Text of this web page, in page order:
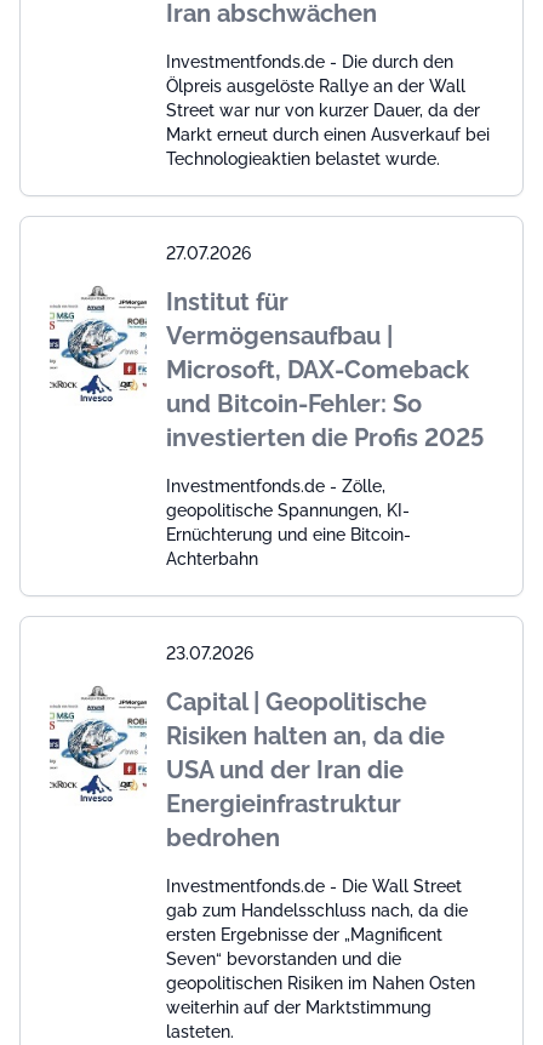
Iran abschwächen
Investmentfonds.de - Die durch den
Ölpreis ausgelöste Rallye an der Wall
Street war nur von kurzer Dauer, da der
Markt erneut durch einen Ausverkauf bei
Technologieaktien belastet wurde.
27.07.2026
Institut für
Vermögensaufbau |
Microsoft, DAX-Comeback
und Bitcoin-Fehler: So
investierten die Profis 2025
Investmentfonds.de - Zölle,
geopolitische Spannungen, KI-
Ernüchterung und eine Bitcoin-
Achterbahn
23.07.2026
Capital | Geopolitische
Risiken halten an, da die
USA und der Iran die
Energieinfrastruktur
bedrohen
Investmentfonds.de - Die Wall Street
gab zum Handelsschluss nach, da die
ersten Ergebnisse der „Magnificent
Seven“ bevorstanden und die
geopolitischen Risiken im Nahen Osten
weiterhin auf der Marktstimmung
lasteten.